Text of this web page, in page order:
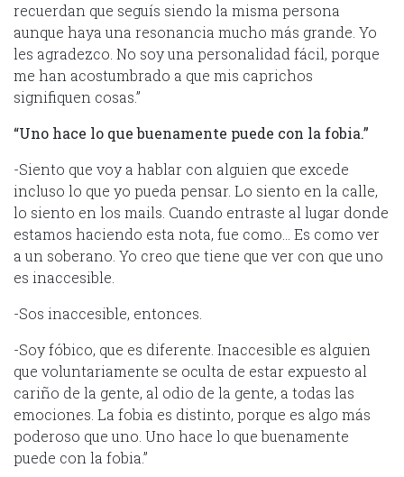
recuerdan que seguís siendo la misma persona
aunque haya una resonancia mucho más grande. Yo
les agradezco. No soy una personalidad fácil, porque
me han acostumbrado a que mis caprichos
signifiquen cosas.”
“Uno hace lo que buenamente puede con la fobia.”
-Siento que voy a hablar con alguien que excede
incluso lo que yo pueda pensar. Lo siento en la calle,
lo siento en los mails. Cuando entraste al lugar donde
estamos haciendo esta nota, fue como… Es como ver
a un soberano. Yo creo que tiene que ver con que uno
es inaccesible.
-Sos inaccesible, entonces.
-Soy fóbico, que es diferente. Inaccesible es alguien
que voluntariamente se oculta de estar expuesto al
cariño de la gente, al odio de la gente, a todas las
emociones. La fobia es distinto, porque es algo más
poderoso que uno. Uno hace lo que buenamente
puede con la fobia.”